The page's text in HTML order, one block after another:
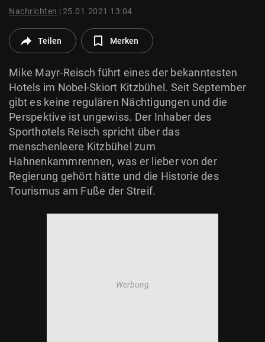
© Krone Multimedia GmbH & Co KG 2026
Nachrichten 25.01.2021 13:04
Teilen Merken
Mike Mayr-Reisch führt eines der bekanntesten
Hotels im Nobel-Skiort Kitzbühel. Seit September
gibt es keine regulären Nächtigungen und die
Perspektive ist ungewiss. Der Inhaber des
Sporthotels Reisch spricht über das
menschenleere Kitzbühel zum
Hahnenkammrennen, was er lieber von der
Regierung gehört hätte und die Historie des
Tourismus am Fuße der Streif.